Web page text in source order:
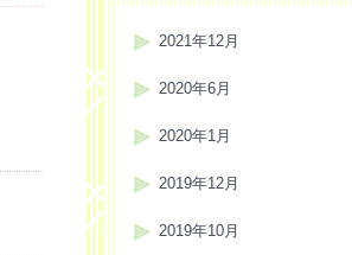
2021年12月
2020年6月
2020年1月
2019年12月
2019年10月